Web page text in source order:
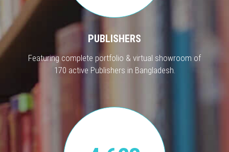
PUBLISHERS
Featuring complete portfolio & virtual showroom of
170 active Publishers in Bangladesh.